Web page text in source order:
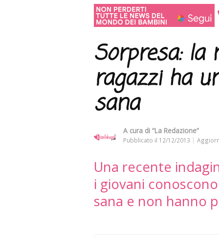
Sorpresa: la
ragazzi ha
sana
A cura di “La Redazione”
Pubblicato il 12/12/2013
Una recente
i giovani
sana e non hanno